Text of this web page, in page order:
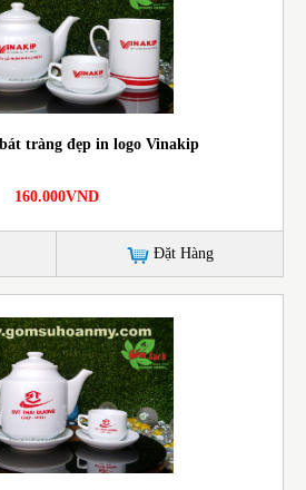
tràng đẹp in logo Vinakip
160.000VND
Đặt Hàng